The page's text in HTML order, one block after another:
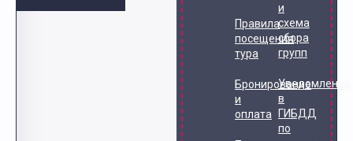
Правила
посещения
тура
Бронирование
и
оплата
и
схема
сбора
групп
Уведомление
в
ГИБДД
по